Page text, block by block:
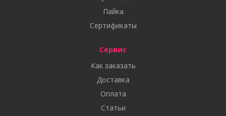
Пайка
Сертификаты
Сервис
Как заказать
Доставка
Оплата
Статьи